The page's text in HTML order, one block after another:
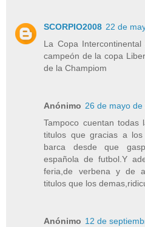
SCORPIO2008 22 de
La Copa
campeón de la copa
de la Champiom
Anónimo 26 de mayo
Tampoco cuentan todas
titulos que gracias a
barca desde que
española de futbol.Y
feria,de verbena y de
titulos que los
Anónimo 12 de